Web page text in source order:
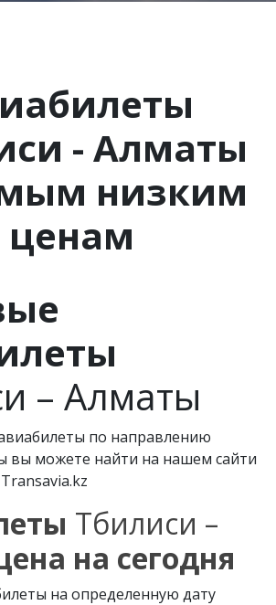
- Алматы
низким
ценам
– Алматы
по направлению
вы можете найти на нашем сайти
Тбилиси –
на сегодня
на определенную дату